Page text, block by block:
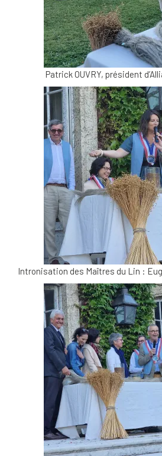
Patrick OUVRY, président
Intronisation des Maîtres du Lin :